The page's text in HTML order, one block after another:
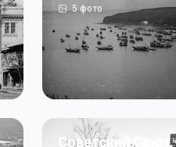
5фото
Советский Союз.